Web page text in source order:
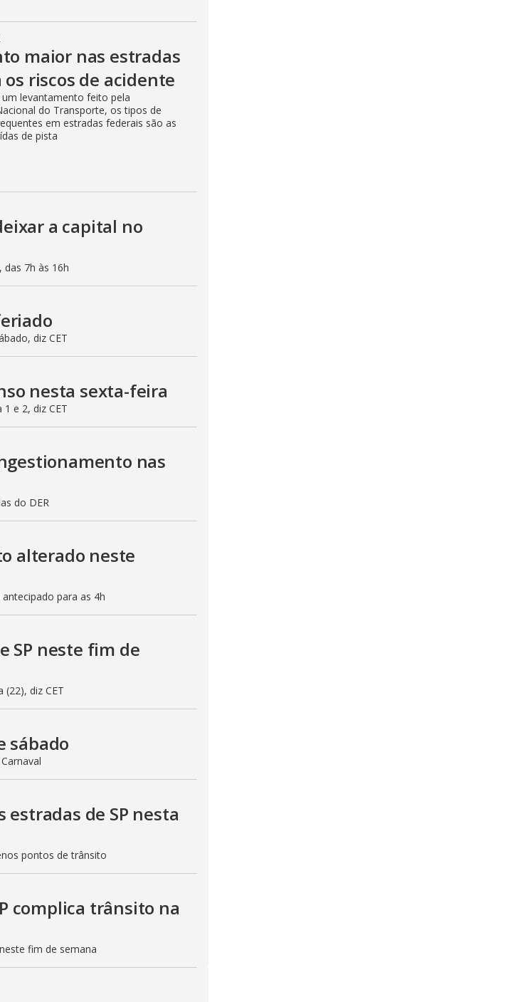
maior nas estradas
riscos de acidente
levantamento feito pela
do Transporte, os tipos de
em estradas federais são as
de pista
a capital no
7h às 16h
diz CET
nesta sexta-feira
e 2, diz CET
nas
do DER
alterado neste
para as 4h
SP neste fim de
diz CET
sábado
de SP nesta
pontos de trânsito
complica trânsito na
fim de semana